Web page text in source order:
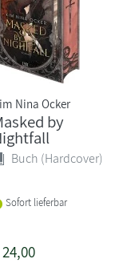
Nina Ocker
by
Buch (Hardcover)
Sofort lieferbar
24,00